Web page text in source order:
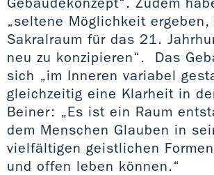
„seltene Möglichkeit ergeben,
Sakralraum für das 21.
neu zu konzipieren“. Das
sich „im Inneren variabel
gleichzeitig eine Klarheit in
Beiner: „Es ist ein Raum
dem Menschen Glauben in
vielfältigen geistlichen
und offen leben können.“